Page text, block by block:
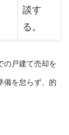
談す
る。
の戸建て売却を
備を怠らず、的